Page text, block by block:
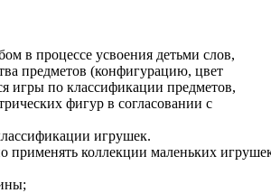
в процессе усвоения детьми слов,
предметов (конфигурацию, цвет
игры по классификации предметов,
фигур в согласовании с
игрушек.
применять коллекции маленьких